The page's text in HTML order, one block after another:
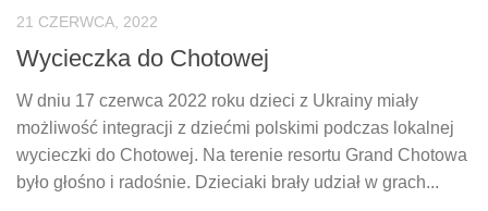
21 CZERWCA, 2022
Wycieczka do Chotowej
W dniu 17 czerwca 2022 roku dzieci z Ukrainy miały
możliwość integracji z dziećmi polskimi podczas lokalnej
wycieczki do Chotowej. Na terenie resortu Grand Chotowa
było głośno i radośnie. Dzieciaki brały udział w grach...